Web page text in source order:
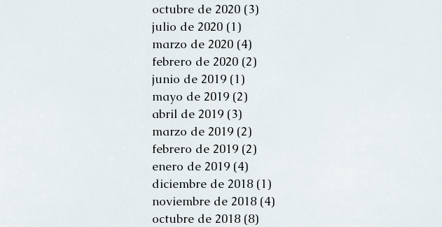
octubre de 2020 (3)
julio de 2020 (1)
marzo de 2020 (4)
febrero de 2020 (2)
junio de 2019 (1)
mayo de 2019 (2)
abril de 2019 (3)
marzo de 2019 (2)
febrero de 2019 (2)
enero de 2019 (4)
diciembre de 2018 (1)
noviembre de 2018 (4)
octubre de 2018 (8)